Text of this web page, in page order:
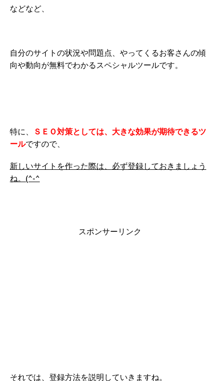
などなど、
自分のサイトの状況や問題点、やってくるお客さんの傾
向や動向が無料でわかるスペシャルツールです。
特に、
ＳＥＯ対策としては、大きな効果が期待できるツ
ールですので、
新しいサイトを作った際は、必ず登録しておきましょう
ね。(^-^
スポンサーリンク
それでは、登録方法を説明していきますね。